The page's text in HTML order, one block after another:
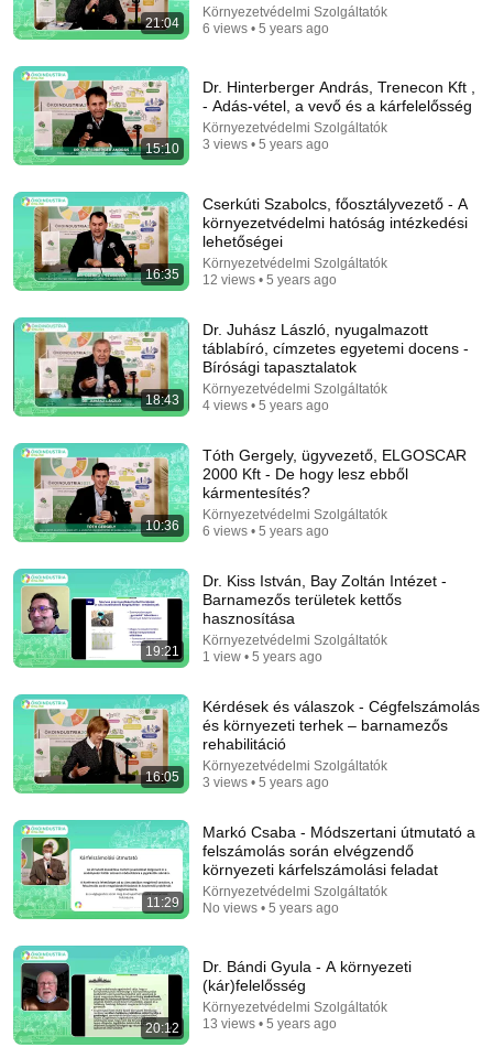
5 Jobs So Desperate For Workers They'll Hire You
Shane Hummus
New 1.4M views
We let AI buy a robot and a car, it does exactly what
experts warned
InsideAI • 2.8M views
Before You Trust Anyone, Watch for These 2 Signs |
Hidden Jung Wisdom
64K views
21:04
Környezetvédelmi Szolgáltatók
6 views • 5 years ago
15:10
Dr. Hinterberger András, Trenecon Kft ,
- Adás-vétel, a vevő és a kárfelelősség
Környezetvédelmi Szolgáltatók
3 views • 5 years ago
16:35
Cserkúti Szabolcs, főosztályvezető - A
környezetvédelmi hatóság intézkedési
lehetőségei
Környezetvédelmi Szolgáltatók
12 views • 5 years ago
18:43
Dr. Juhász László, nyugalmazott
táblabíró, címzetes egyetemi docens -
Bírósági tapasztalatok
Környezetvédelmi Szolgáltatók
4 views • 5 years ago
10:36
Tóth Gergely, ügyvezető, ELGOSCAR
2000 Kft - De hogy lesz ebből
kármentesítés?
Környezetvédelmi Szolgáltatók
6 views • 5 years ago
19:21
Dr. Kiss István, Bay Zoltán Intézet -
Barnamezős területek kettős
hasznosítása
Környezetvédelmi Szolgáltatók
1 view • 5 years ago
16:05
Kérdések és válaszok - Cégfelszámolás
és környezeti terhek – barnamezős
rehabilitáció
Környezetvédelmi Szolgáltatók
3 views • 5 years ago
11:29
Markó Csaba - Módszertani útmutató a
felszámolás során elvégzendő
környezeti kárfelszámolási feladat
Környezetvédelmi Szolgáltatók
No views • 5 years ago
20:12
Dr. Bándi Gyula - A környezeti
(kár)felelősség
Környezetvédelmi Szolgáltatók
13 views • 5 years ago